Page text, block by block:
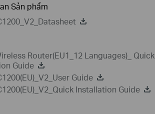
Sản phẩm
Router(EU1_12 Languages)_ Quick
Guide
Guide
Installation Guide